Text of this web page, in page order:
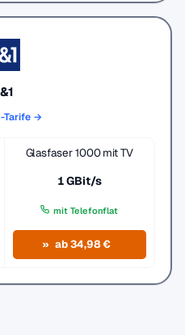
Tarife →
Glasfaser 1000 mit TV
1 GBit/s
mit Telefonflat
ab 34,98 €